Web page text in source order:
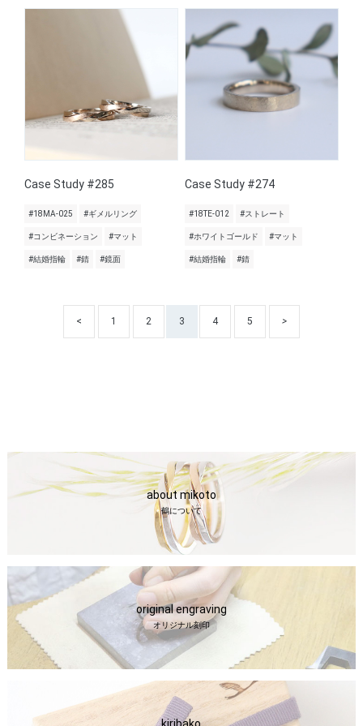
Case Study #285
#18MA-025 #ギメルリング
#コンビネーション #マット
#結婚指輪 #錆 #鏡面
Case Study #274
#18TE-012 #ストレート
#ホワイトゴールド #マット
#結婚指輪 #錆
< 1 2 3 4 5 >
about mikoto
鶴について
original engraving
オリジナル刻印